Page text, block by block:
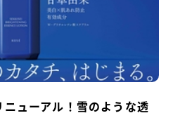
ニューアル！雪のような透